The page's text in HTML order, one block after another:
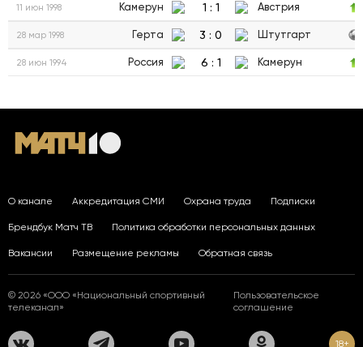
11 июн 1998 Камерун 1 : 1 Австрия
28 мар 1998 Герта 3 : 0 Штутгарт
28 июн 1994 Россия 6 : 1 Камерун
О канале Аккредитация СМИ Охрана труда Подписки
Брендбук Матч ТВ Политика обработки персональных данных
Вакансии Размещение рекламы Обратная связь
© 2026 «ООО «Национальный спортивный
телеканал»
Пользовательское
соглашение
18+